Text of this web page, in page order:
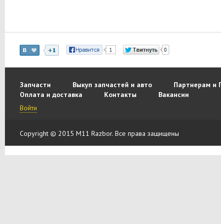
Запчасти Выкуп запчастей и авто
Партнерам и
Оплата и доставка
Контакты
Вакансии
Войти
Copyright © 2015 M11 Razbor. Все права защищены